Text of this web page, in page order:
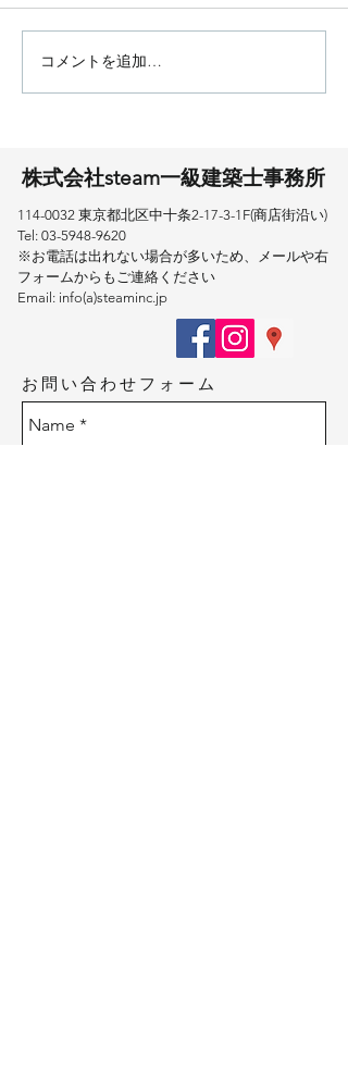
コメントを追加…
​株式会社steam一級建築士事務所
114-0032 東京都北区中十条2-17-3​-1F(商店街沿い)
Tel: 03-5948-9620
※お電話は出れない場合が多いため、メールや右
フォームからもご連絡ください
Email: info(a)steaminc.jp
お問い合わせフォーム